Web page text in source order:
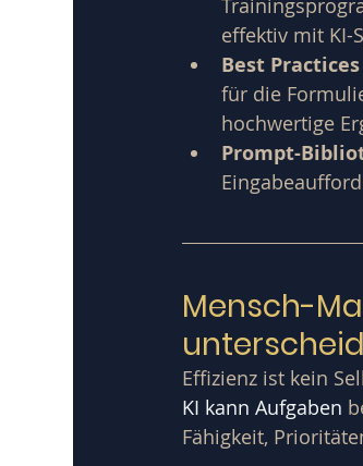
effektiv mit KI-
Best
für die
hochwertige
Prompt-
Mensch-
Effizienz ist kein
KI kann Aufgaben
Fähigkeit,